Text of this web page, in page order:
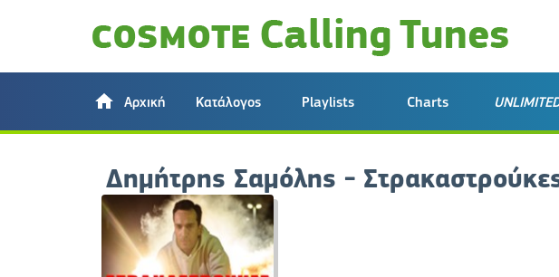
Αρχική Κατάλογος Playlists Charts
Δημήτρης Σαμόλης -